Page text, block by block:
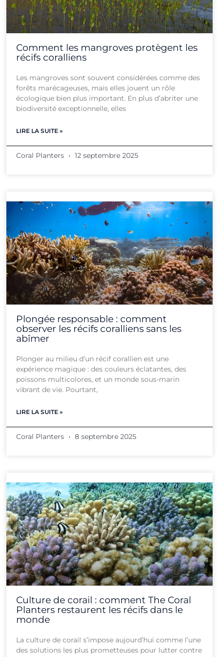
Comment les mangroves protègent les
récifs coralliens
Les mangroves sont souvent considérées comme des
forêts marécageuses, mais elles jouent un rôle
écologique bien plus important. En plus d’abriter une
biodiversité exceptionnelle, elles
LIRE LA SUITE »
Coral Planters 12 septembre 2025
Plongée responsable : comment
observer les récifs coralliens sans les
abîmer
Plonger au milieu d’un récif corallien est une
expérience magique : des couleurs éclatantes, des
poissons multicolores, et un monde sous-marin
vibrant de vie. Pourtant,
LIRE LA SUITE »
Coral Planters 8 septembre 2025
Culture de corail : comment The Coral
Planters restaurent les récifs dans le
monde
La culture de corail s’impose aujourd’hui comme l’une
des solutions les plus prometteuses pour lutter contre